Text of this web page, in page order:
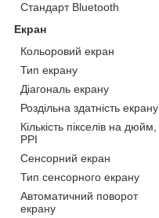
Стандарт Bluetooth
Екран
Кольоровий екран
Тип екрану
Діагональ екрану
Роздільна здатність екрану
Кількість пікселів на дюйм,
PPI
Сенсорний екран
Тип сенсорного екрану
Автоматичний поворот
екрану